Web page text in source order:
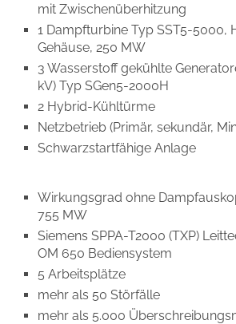
mit Zwischenüberhitzung
1 Dampfturbine Typ SST5-5000,
Gehäuse, 250 MW
3 Wasserstoff gekühlte
kV) Typ SGen5-2000H
2 Hybrid-Kühltürme
Netzbetrieb (Primär, sekundär,
Schwarzstartfähige Anlage
Wirkungsgrad ohne
755 MW
Siemens SPPA-T2000 (TXP)
OM 650 Bediensystem
5 Arbeitsplätze
mehr als 50 Störfälle
mehr als 5.000